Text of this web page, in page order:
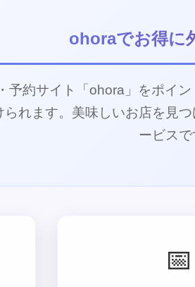
ohoraでお得に
予約サイト「ohora」をポイ
られます。美味しいお店を見
ービスで
📅